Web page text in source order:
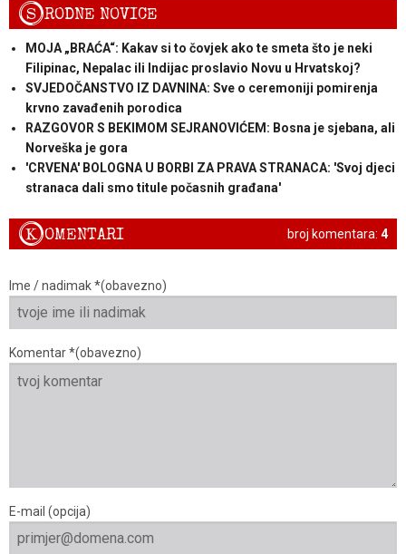
SRODNE NOVICE
MOJA „BRAĆA“: Kakav si to čovjek ako te smeta što je neki
Filipinac, Nepalac ili Indijac proslavio Novu u Hrvatskoj?
SVJEDOČANSTVO IZ DAVNINA: Sve o ceremoniji pomirenja
krvno zavađenih porodica
RAZGOVOR S BEKIMOM SEJRANOVIĆEM: Bosna je sjebana, ali
Norveška je gora
'CRVENA' BOLOGNA U BORBI ZA PRAVA STRANACA: 'Svoj djeci
stranaca dali smo titule počasnih građana'
broj komentara: 4
KOMENTARI
Ime / nadimak *(obavezno)
Komentar *(obavezno)
E-mail (opcija)